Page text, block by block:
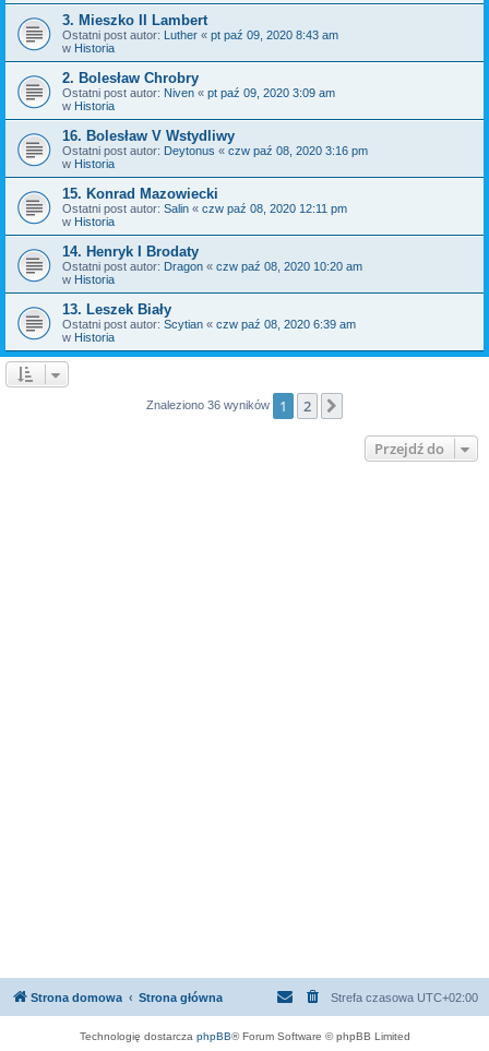
3. Mieszko II Lambert
Ostatni post autor: Luther « pt paź 09, 2020 8:43 am
w Historia
2. Bolesław Chrobry
Ostatni post autor: Niven « pt paź 09, 2020 3:09 am
w Historia
16. Bolesław V Wstydliwy
Ostatni post autor: Deytonus « czw paź 08, 2020 3:16 pm
w Historia
15. Konrad Mazowiecki
Ostatni post autor: Salin « czw paź 08, 2020 12:11 pm
w Historia
14. Henryk I Brodaty
Ostatni post autor: Dragon « czw paź 08, 2020 10:20 am
w Historia
13. Leszek Biały
Ostatni post autor: Scytian « czw paź 08, 2020 6:39 am
w Historia
Znaleziono 36 wyników 1 2
Przejdź do
Strona domowa Strona główna Strefa czasowa UTC+02:00
Technologię dostarcza phpBB® Forum Software © phpBB Limited